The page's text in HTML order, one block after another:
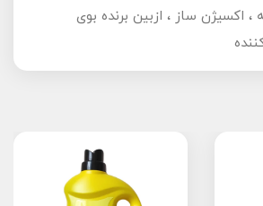
اکسیژن ساز ، ازبین برنده بوی